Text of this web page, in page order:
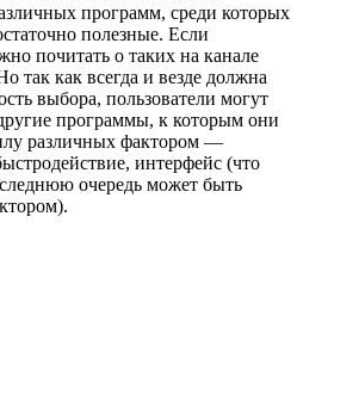
программ, среди которых
полезные. Если
почитать о таких на канале
так как всегда и везде должна
выбора, пользователи могут
программы, к которым они
различных фактором —
интерфейс (что
очередь может быть